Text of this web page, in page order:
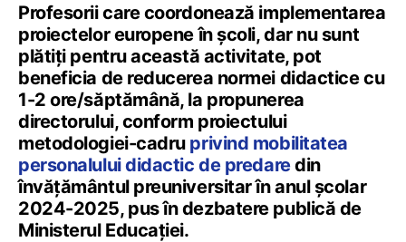
Profesorii care coordonează implementarea
proiectelor europene în școli, dar nu sunt
plătiți pentru această activitate, pot
beneficia de reducerea normei didactice cu
1-2 ore/săptămână, la propunerea
directorului, conform proiectului
metodologiei-cadru privind mobilitatea
personalului didactic de predaredin
învăţământul preuniversitar în anul şcolar
2024-2025, pus în dezbatere publică de
Ministerul Educaţiei.